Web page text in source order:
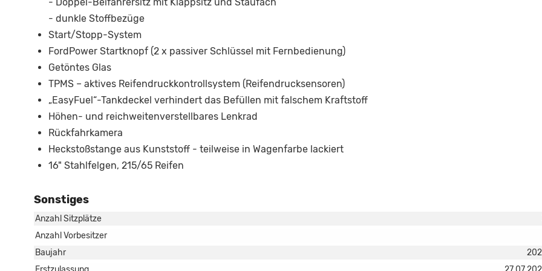
- dunkle Stoffbezüge
Start/Stopp-System
FordPower Startknopf (2 x passiver Schlüssel mit Fernbedienung)
Getöntes Glas
TPMS – aktives Reifendruckkontrollsystem (Reifendrucksensoren)
„EasyFuel“-Tankdeckel verhindert das Befüllen mit falschem Kraftstoff
Höhen- und reichweitenverstellbares Lenkrad
Rückfahrkamera
Heckstoßstange aus Kunststoff - teilweise in Wagenfarbe lackiert
16" Stahlfelgen, 215/65 Reifen
Sonstiges
Anzahl Sitzplätze
Anzahl Vorbesitzer
Baujahr